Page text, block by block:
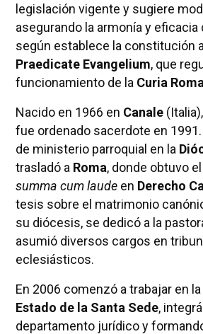
legislación vigente y sugiere
asegurando la armonía y eficacia
según establece la constitución
Praedicate Evangelium, que
funcionamiento de la Curia
Nacido en 1966 en Canale(Italia),
fue ordenado sacerdote en
de ministerio parroquial en la
trasladó a Roma, donde obtuvo
summa cum laudeen Derecho
tesis sobre el matrimonio
su diócesis, se dedicó a la
asumió diversos cargos en
eclesiásticos.
En 2006 comenzó a trabajar en la
Estado de la Santa Sede,
departamento jurídico y